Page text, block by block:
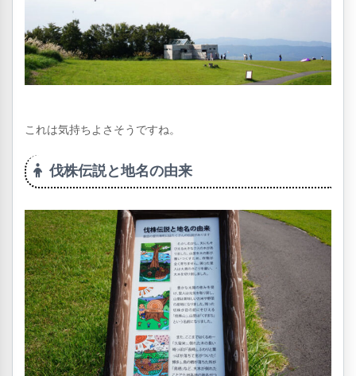
これは気持ちよさそうですね。
伐株伝説と地名の由来